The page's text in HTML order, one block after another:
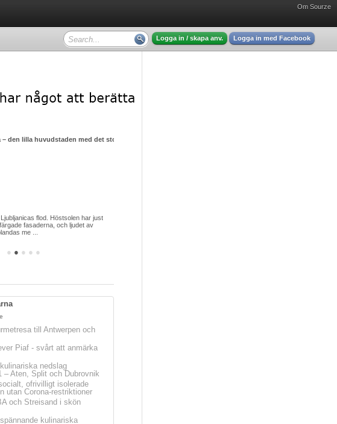
Om Sourze
Logga in / skapa anv. Logga in med Facebook
● ● ● ● ●
den lilla huvudstaden med det stora hjärtat
flod. Höstsolen har just
fasaderna, och ljudet av
me ...
till Antwerpen och
Piaf - svårt att anmärka
nedslag
– Aten, Split och Dubrovnik
ofrivilligt isolerade
utan Corona-restriktioner
och Streisand i skön
kulinariska